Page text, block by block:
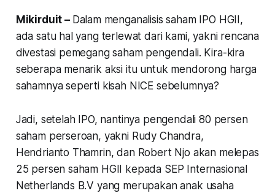
Mikirduit – Dalam menganalisis saham IPO HGII,
ada satu hal yang terlewat dari kami, yakni rencana
divestasi pemegang saham pengendali. Kira-kira
seberapa menarik aksi itu untuk mendorong harga
sahamnya seperti kisah NICE sebelumnya?
Jadi, setelah IPO, nantinya pengendali 80 persen
saham perseroan, yakni Rudy Chandra,
Hendrianto Thamrin, dan Robert Njo akan melepas
25 persen saham HGII kepada SEP Internasional
Netherlands B.V yang merupakan anak usaha